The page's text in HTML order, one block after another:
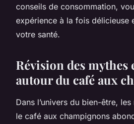
conseils de consommation,
expérience à la fois délicieuse
votre santé.
Révision des mythes
autour du café aux
Dans l’univers du bien-être,
le café aux champignons